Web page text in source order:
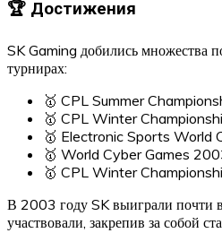
🏆 Достижения
SK Gaming добились множества
турнирах:
🥇 CPL Summer
🥇 CPL Winter
🥇 Electronic Sports
🥇 World Cyber Games
🥇 CPL Winter
В 2003 году SK выиграли почти
участвовали, закрепив за собой